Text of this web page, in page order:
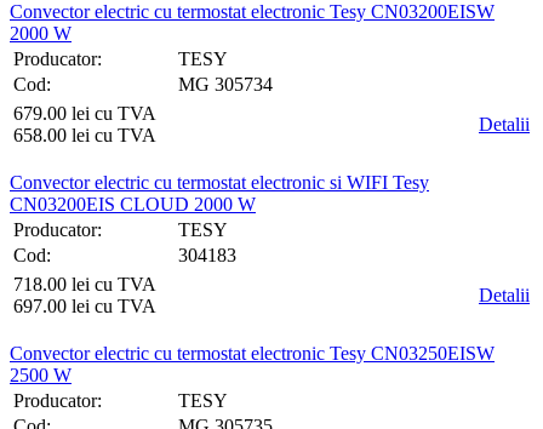
Convector electric cu termostat electronic Tesy CN03200EISW
2000 W
Producator:
TESY
Cod:
MG 305734
679.00 lei cu TVA
658.00 lei cu TVA
Detalii
Convector electric cu termostat electronic si WIFI Tesy
CN03200EIS CLOUD 2000 W
Producator:
TESY
Cod:
304183
718.00 lei cu TVA
697.00 lei cu TVA
Detalii
Convector electric cu termostat electronic Tesy CN03250EISW
2500 W
Producator:
TESY